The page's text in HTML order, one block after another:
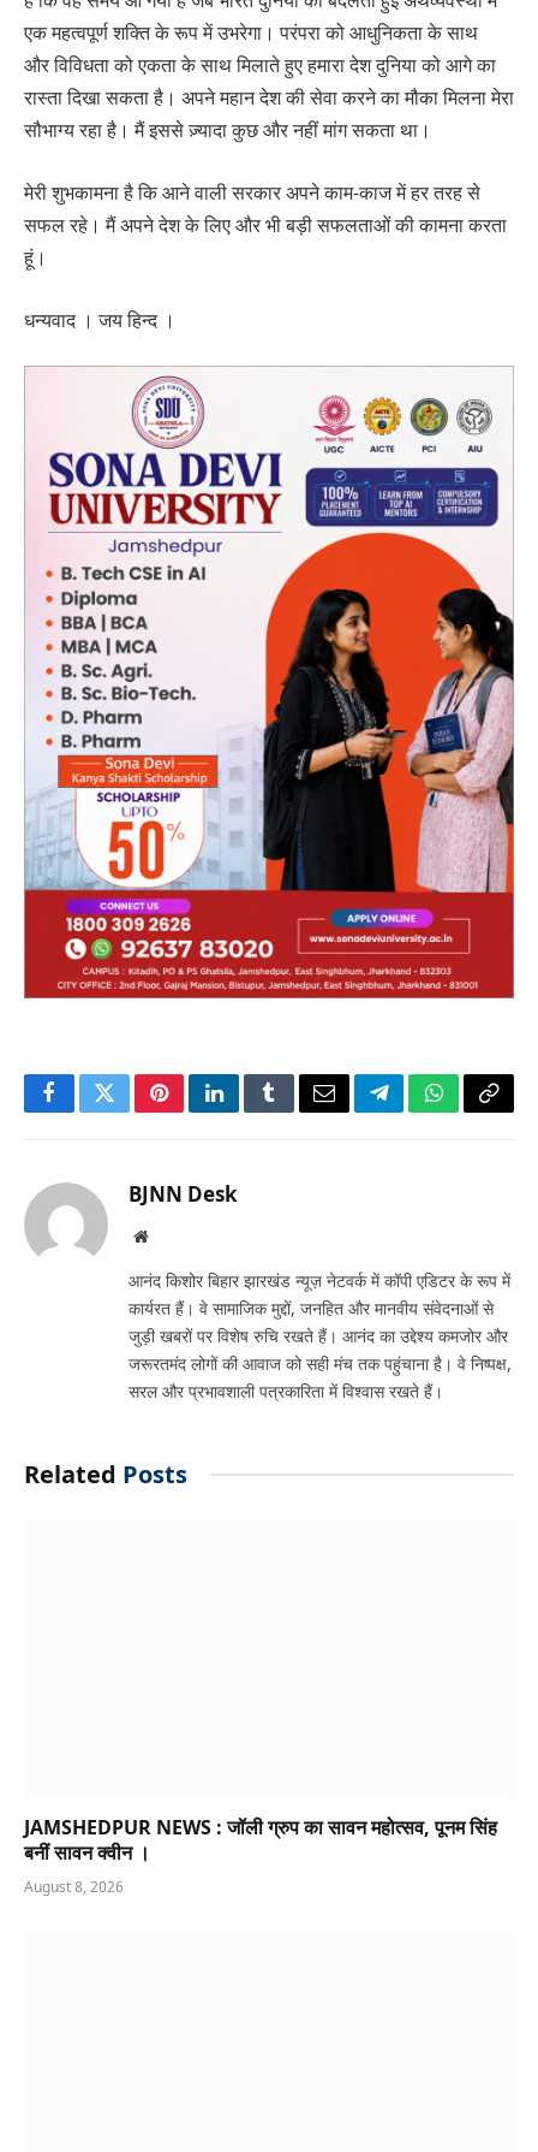
एक महत्वपूर्ण शक्ति के रूप में उभरेगा। परंपरा को आधुनिकता के साथ
और विविधता को एकता के साथ मिलाते हुए हमारा देश दुनिया को आगे का
रास्ता दिखा सकता है। अपने महान देश की सेवा करने का मौका मिलना मेरा
सौभाग्य रहा है। मैं इससे ज़्यादा कुछ और नहीं मांग सकता था।
मेरी शुभकामना है कि आने वाली सरकार अपने काम-काज में हर तरह से
सफल रहे। मैं अपने देश के लिए और भी बड़ी सफलताओं की कामना करता
हूं।
धन्यवाद । जय हिन्द ।
FacebookTwitterPinterestLinkedInTumblrEmailTelegramWhatsApp
Copy
BJNN Desk
Website
आनंद किशोर बिहार झारखंड न्यूज़ नेटवर्क में कॉपी एडिटर के रूप में
कार्यरत हैं। वे सामाजिक मुद्दों, जनहित और मानवीय संवेदनाओं से
जुड़ी खबरों पर विशेष रुचि रखते हैं। आनंद का उद्देश्य कमजोर और
जरूरतमंद लोगों की आवाज को सही मंच तक पहुंचाना है। वे निष्पक्ष,
सरल और प्रभावशाली पत्रकारिता में विश्वास रखते हैं।
Related Posts
JAMSHEDPUR NEWS : जॉली ग्रुप का सावन महोत्सव, पूनम सिंह
बनीं सावन क्वीन ।
August 8, 2026